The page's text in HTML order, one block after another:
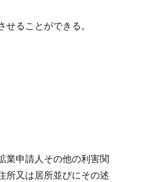
ることができる。
業申請人その他の利害関
所又は居所並びにその述